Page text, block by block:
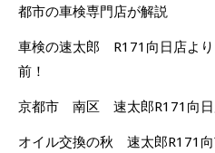
都市の車検専門店が解説
車検の速太郎 R171向日店よ
前！
京都市 南区 速太郎R171向日
オイル交換の秋 速太郎R171向